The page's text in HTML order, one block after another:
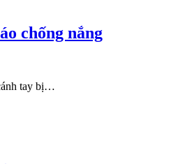
chống nắng
tay bị…